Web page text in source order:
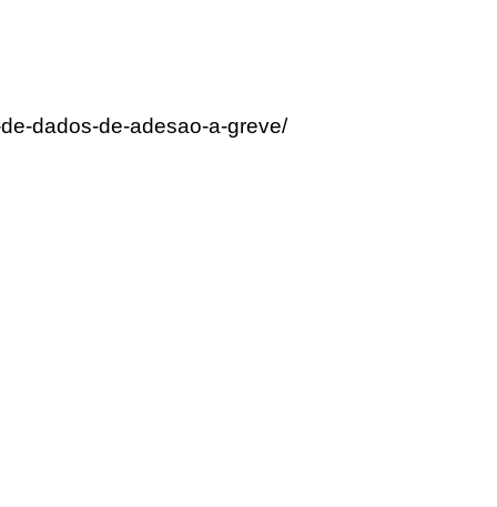
dados-de-adesao-a-greve/